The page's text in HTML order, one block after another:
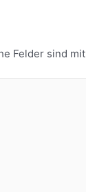
Felder sind mit